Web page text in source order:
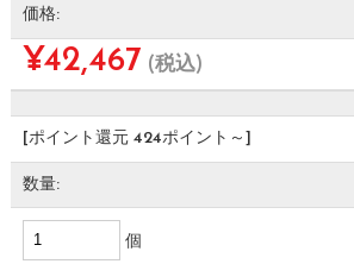
価格:
¥42,467 (税込)
[ポイント還元 424ポイント～]
数量:
個